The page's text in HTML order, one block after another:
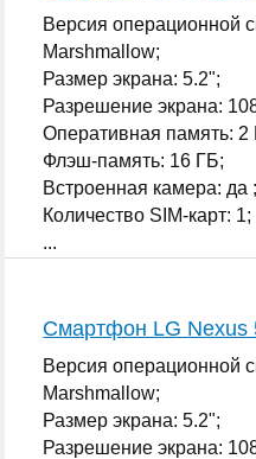
Версия операционной
Marshmallow;
Размер экрана: 5.2";
Разрешение экрана:
Оперативная память: 2
Флэш-память: 16 ГБ;
Встроенная камера: да ;
Количество SIM-карт: 1;
...
Смартфон LG Nexus
Версия операционной
Marshmallow;
Размер экрана: 5.2";
Разрешение экрана: